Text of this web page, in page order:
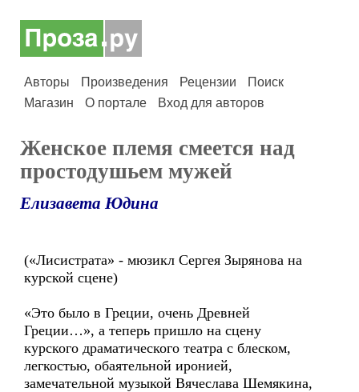
Авторы Произведения Рецензии
Поиск
Магазин
О портале Вход для авторов
Женское племя смеется над
простодушьем мужей
Елизавета Юдина
(«Лисистрата» - мюзикл Сергея Зырянова на
курской сцене)
«Это было в Греции, очень Древней
Греции…», а теперь пришло на сцену
курского драматического театра с блеском,
легкостью, обаятельной иронией,
замечательной музыкой Вячеслава Шемякина,